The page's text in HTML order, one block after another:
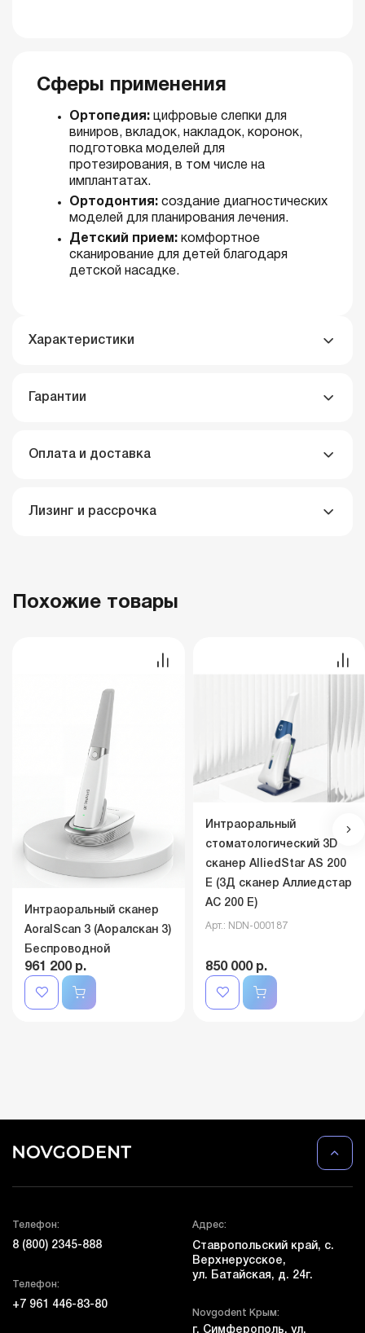
Сферы применения
Ортопедия: цифровые слепки для
виниров, вкладок, накладок, коронок,
подготовка моделей для
протезирования, в том числе на
имплантатах.
Ортодонтия: создание диагностических
моделей для планирования лечения.
Детский прием: комфортное
сканирование для детей благодаря
детской насадке.
Характеристики
Гарантии
Оплата и доставка
Лизинг и рассрочка
Похожие товары
Интраоральный сканер
AoralScan 3 (Аоралскан 3)
Беспроводной
961 200 р.
Интраоральный
стоматологический 3D
сканер AlliedStar AS 200
E (3Д сканер Аллиедстар
АС 200 Е)
Арт.: NDN-000187
850 000 р.
Телефон:
8 (800) 2345-888
Телефон:
+7 961 446-83-80
Адрес:
Ставропольский край, с.
Верхнерусское,
ул. Батайская, д. 24г.
Novgodent Крым:
г. Симферополь, ул.